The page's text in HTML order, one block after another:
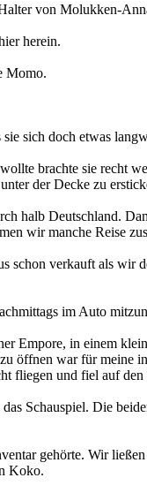
von Molukken-
herein.
Momo.
sich doch etwas
brachte sie recht
der Decke zu
halb Deutschland.
wir manche Reise
schon verkauft als
im Auto
Empore, in einem
öffnen war für meine
fliegen und fiel auf
Schauspiel. Die
gehörte. Wir
Koko.